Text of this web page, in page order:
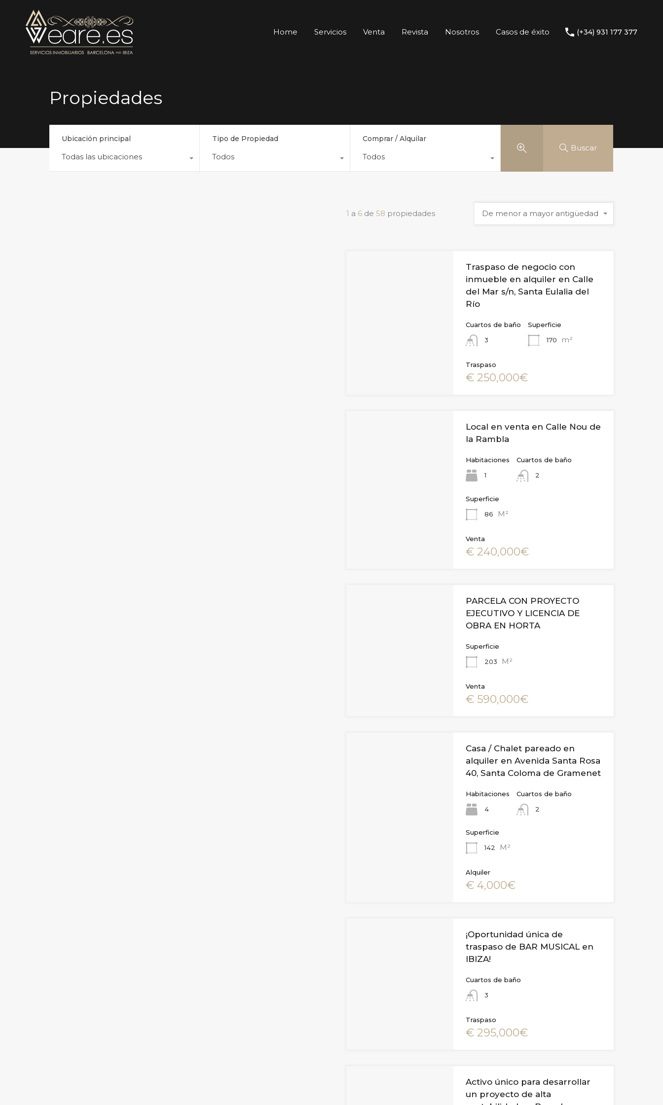
Home Servicios Venta Revista Nosotros Casos de éxito (+34) 931 177 377
Propiedades
Ubicación principal
Todas las ubicaciones
Tipo de Propiedad
Todos
Comprar / Alquilar
Todos
Buscar
1 a 6 de 58 propiedades De menor a mayor antigüedad
Traspaso de negocio con
inmueble en alquiler en Calle
del Mar s/n, Santa Eulalia del
Río
Cuartos de baño
3
Superficie
170
m²
Traspaso
€ 250,000€
Local en venta en Calle Nou de
la Rambla
Habitaciones
1
Cuartos de baño
2
Superficie
86
M²
Venta
€ 240,000€
PARCELA CON PROYECTO
EJECUTIVO Y LICENCIA DE
OBRA EN HORTA
Superficie
203
M²
Venta
€ 590,000€
Casa / Chalet pareado en
alquiler en Avenida Santa Rosa
40, Santa Coloma de Gramenet
Habitaciones
4
Cuartos de baño
2
Superficie
142
M²
Alquiler
€ 4,000€
¡Oportunidad única de
traspaso de BAR MUSICAL en
IBIZA!
Cuartos de baño
3
Traspaso
€ 295,000€
Activo único para desarrollar
un proyecto de alta